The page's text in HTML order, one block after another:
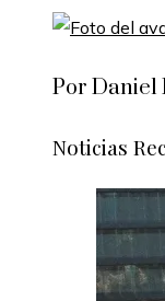
Por Daniel
Noticias